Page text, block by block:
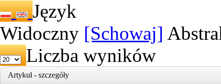
Język
Widoczny [Schowaj]
Liczba wyników
Artykuł - szczegóły